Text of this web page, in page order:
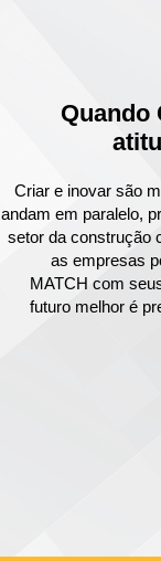
Quando
Criar e inovar são
andam em paralelo,
setor da construção
as empresas
MATCH com
futuro melhor é